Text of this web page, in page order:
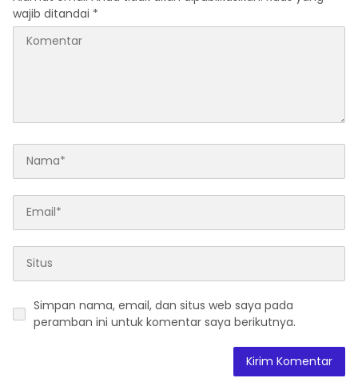
wajib ditandai *
Simpan nama, email, dan situs web saya pada
peramban ini untuk komentar saya berikutnya.